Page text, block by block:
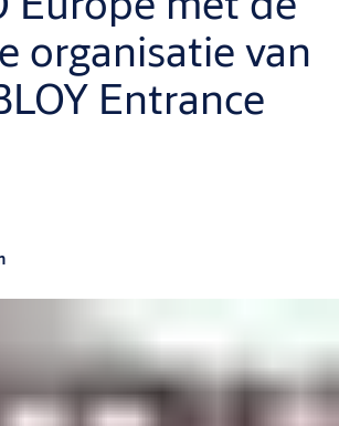
organisatie van
Entrance